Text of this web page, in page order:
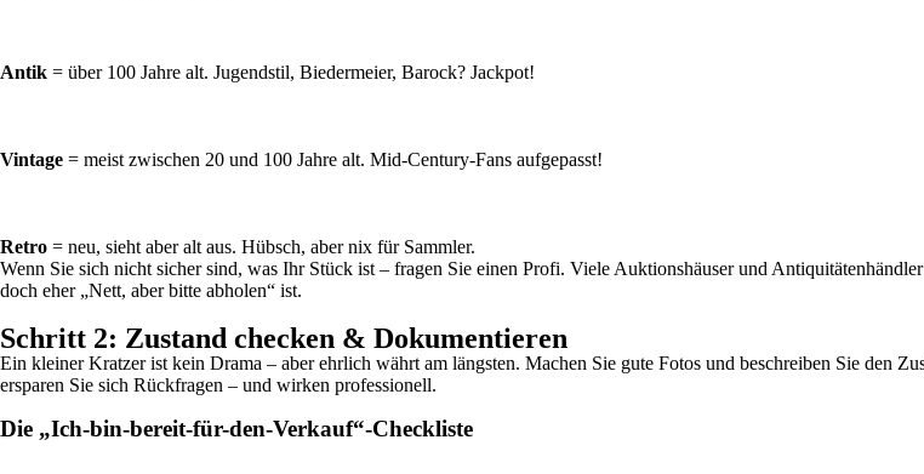
Antik = über 100 Jahre alt. Jugendstil, Biedermeier, Barock? Jackpot!
Vintage = meist zwischen 20 und 100 Jahre alt. Mid-Century-Fans aufgepasst!
Retro = neu, sieht aber alt aus. Hübsch, aber nix für Sammler.
Wenn Sie sich nicht sicher sind, was Ihr Stück ist – fragen Sie einen Profi. Viele Auktionshäuserund Antiquitätenhändler
doch eher „Nett, aber bitte abholen“ ist.
Schritt 2: Zustand checken & Dokumentieren
Ein kleiner Kratzer ist kein Drama – aber ehrlich währt am längsten. Machen Sie gute Fotos und beschreiben Sie den
ersparen Sie sich Rückfragen – und wirken professionell.
Die „Ich-bin-bereit-für-den-Verkauf“-Checkliste